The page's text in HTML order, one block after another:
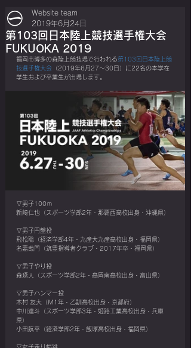
第103回日本陸上競技選手権大会
FUKUOKA 2019
Website team
2019年6月24日
福岡市博多の森陸上競技場で行われる 第103回日本陸上競
技選手権大会 （2019年6月27～30日）に22名の本学在
学生および卒業生が出場します。
▽男子100ｍ
新崎仁也（スポーツ学部2年・那覇西高校出身・沖縄県）
▽男子円盤投
飛松聡（経済学部4年・九産大九産高校出身・福岡県）
名嘉哉門（筑豊指導者クラブ・2017年卒・福岡県）
▽男子やり投
森琢人（スポーツ学部2年・高岡南高校出身・富山県）
▽男子ハンマー投
木村 友大（Ｍ1年・乙訓高校出身・京都府）
中川達斗（スポーツ学部3年・姫路工業高校出身・兵庫
県）
小田航平（経済学部2年・飯塚高校出身・福岡県）
▽女子走り幅跳